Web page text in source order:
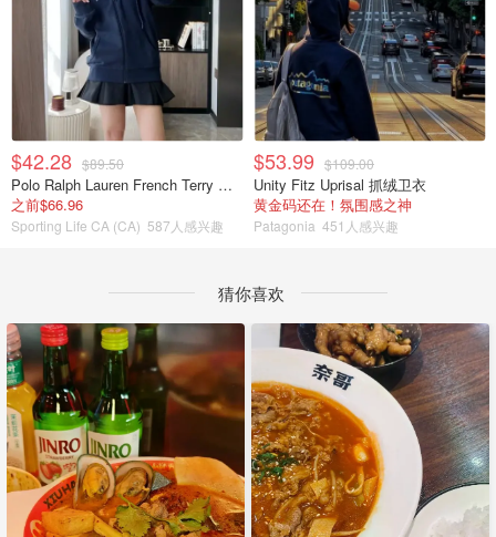
$42.28 $89.50
Polo Ralph Lauren French Terry 女童连帽卫衣 7-16码
之前$66.96
Sporting Life CA (CA) 587人感兴趣
$53.99 $109.00
Unity Fitz Uprisal 抓绒卫衣
黄金码还在！氛围感之神
Patagonia 451人感兴趣
猜你喜欢